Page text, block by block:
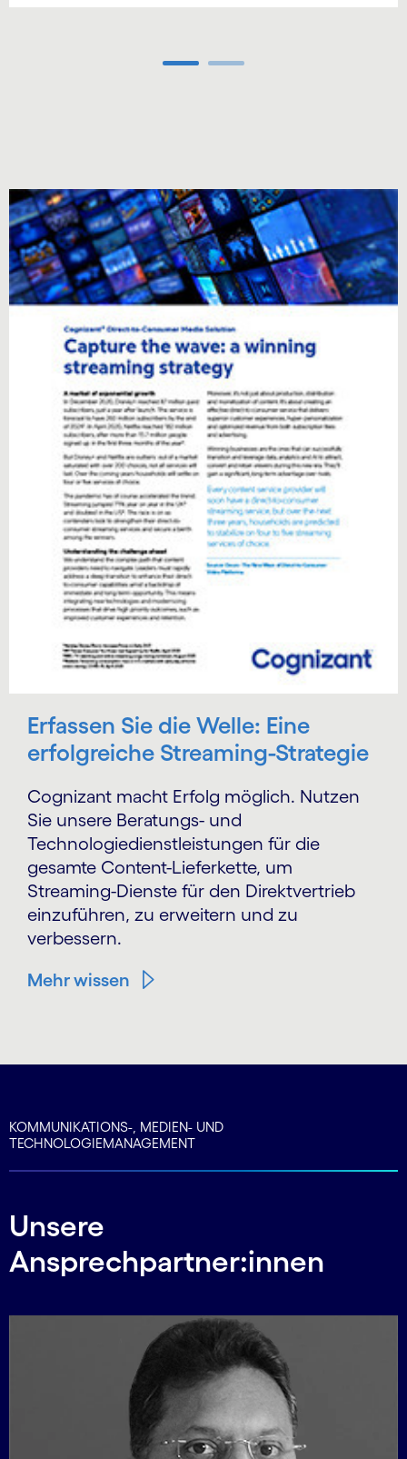
Erfassen Sie die Welle: Eine
erfolgreiche Streaming-Strategie
Cognizant macht Erfolg möglich. Nutzen
Sie unsere Beratungs- und
Technologiedienstleistungen für die
gesamte Content-Lieferkette, um
Streaming-Dienste für den Direktvertrieb
einzuführen, zu erweitern und zu
verbessern.
Mehr wissen
KOMMUNIKATIONS-, MEDIEN- UND
TECHNOLOGIEMANAGEMENT
Unsere
Ansprechpartner:innen